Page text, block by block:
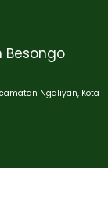
Besongo
Ngaliyan, Kota